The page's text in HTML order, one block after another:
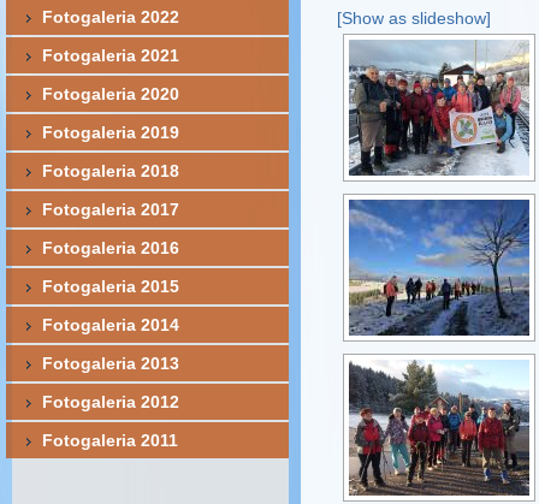
[Show as slideshow]
Fotogaleria 2022
Fotogaleria 2021
Fotogaleria 2020
Fotogaleria 2019
Fotogaleria 2018
Fotogaleria 2017
Fotogaleria 2016
Fotogaleria 2015
Fotogaleria 2014
Fotogaleria 2013
Fotogaleria 2012
Fotogaleria 2011